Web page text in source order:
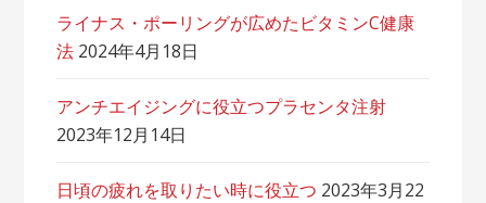
ライナス・ポーリングが広めたビタミンC健康
法 2024年4月18日
アンチエイジングに役立つプラセンタ注射
2023年12月14日
日頃の疲れを取りたい時に役立つ 2023年3月22